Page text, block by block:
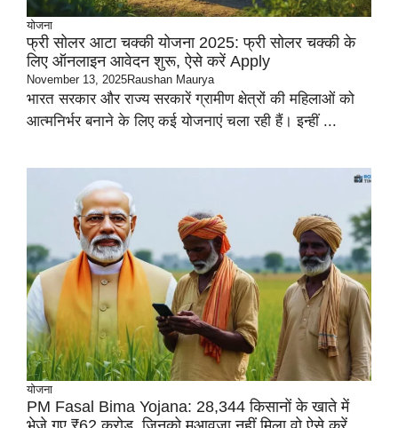
योजना
फ्री सोलर आटा चक्की योजना 2025: फ्री सोलर चक्की के
लिए ऑनलाइन आवेदन शुरू, ऐसे करें Apply
November 13, 2025Raushan Maurya
भारत सरकार और राज्य सरकारें ग्रामीण क्षेत्रों की महिलाओं को
आत्मनिर्भर बनाने के लिए कई योजनाएं चला रही हैं। इन्हीं ...
योजना
PM Fasal Bima Yojana: 28,344 किसानों के खाते में